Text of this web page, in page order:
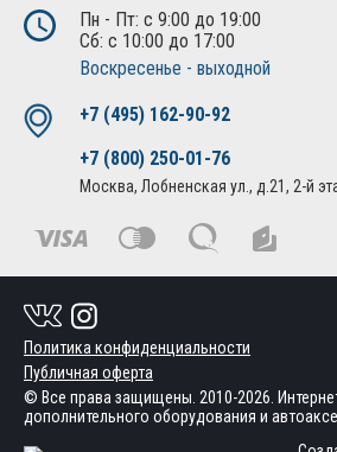
Пн - Пт: с 9:00 до 19:00
Сб: с 10:00 до 17:00
Воскресенье - выходной
+7 (495) 162-90-92
+7 (800) 250-01-76
Москва, Лобненская ул., д.21, 2-й
Политика конфиденциальности
Публичная оферта
© Все права защищены. 2010-2026.
дополнительного оборудования и